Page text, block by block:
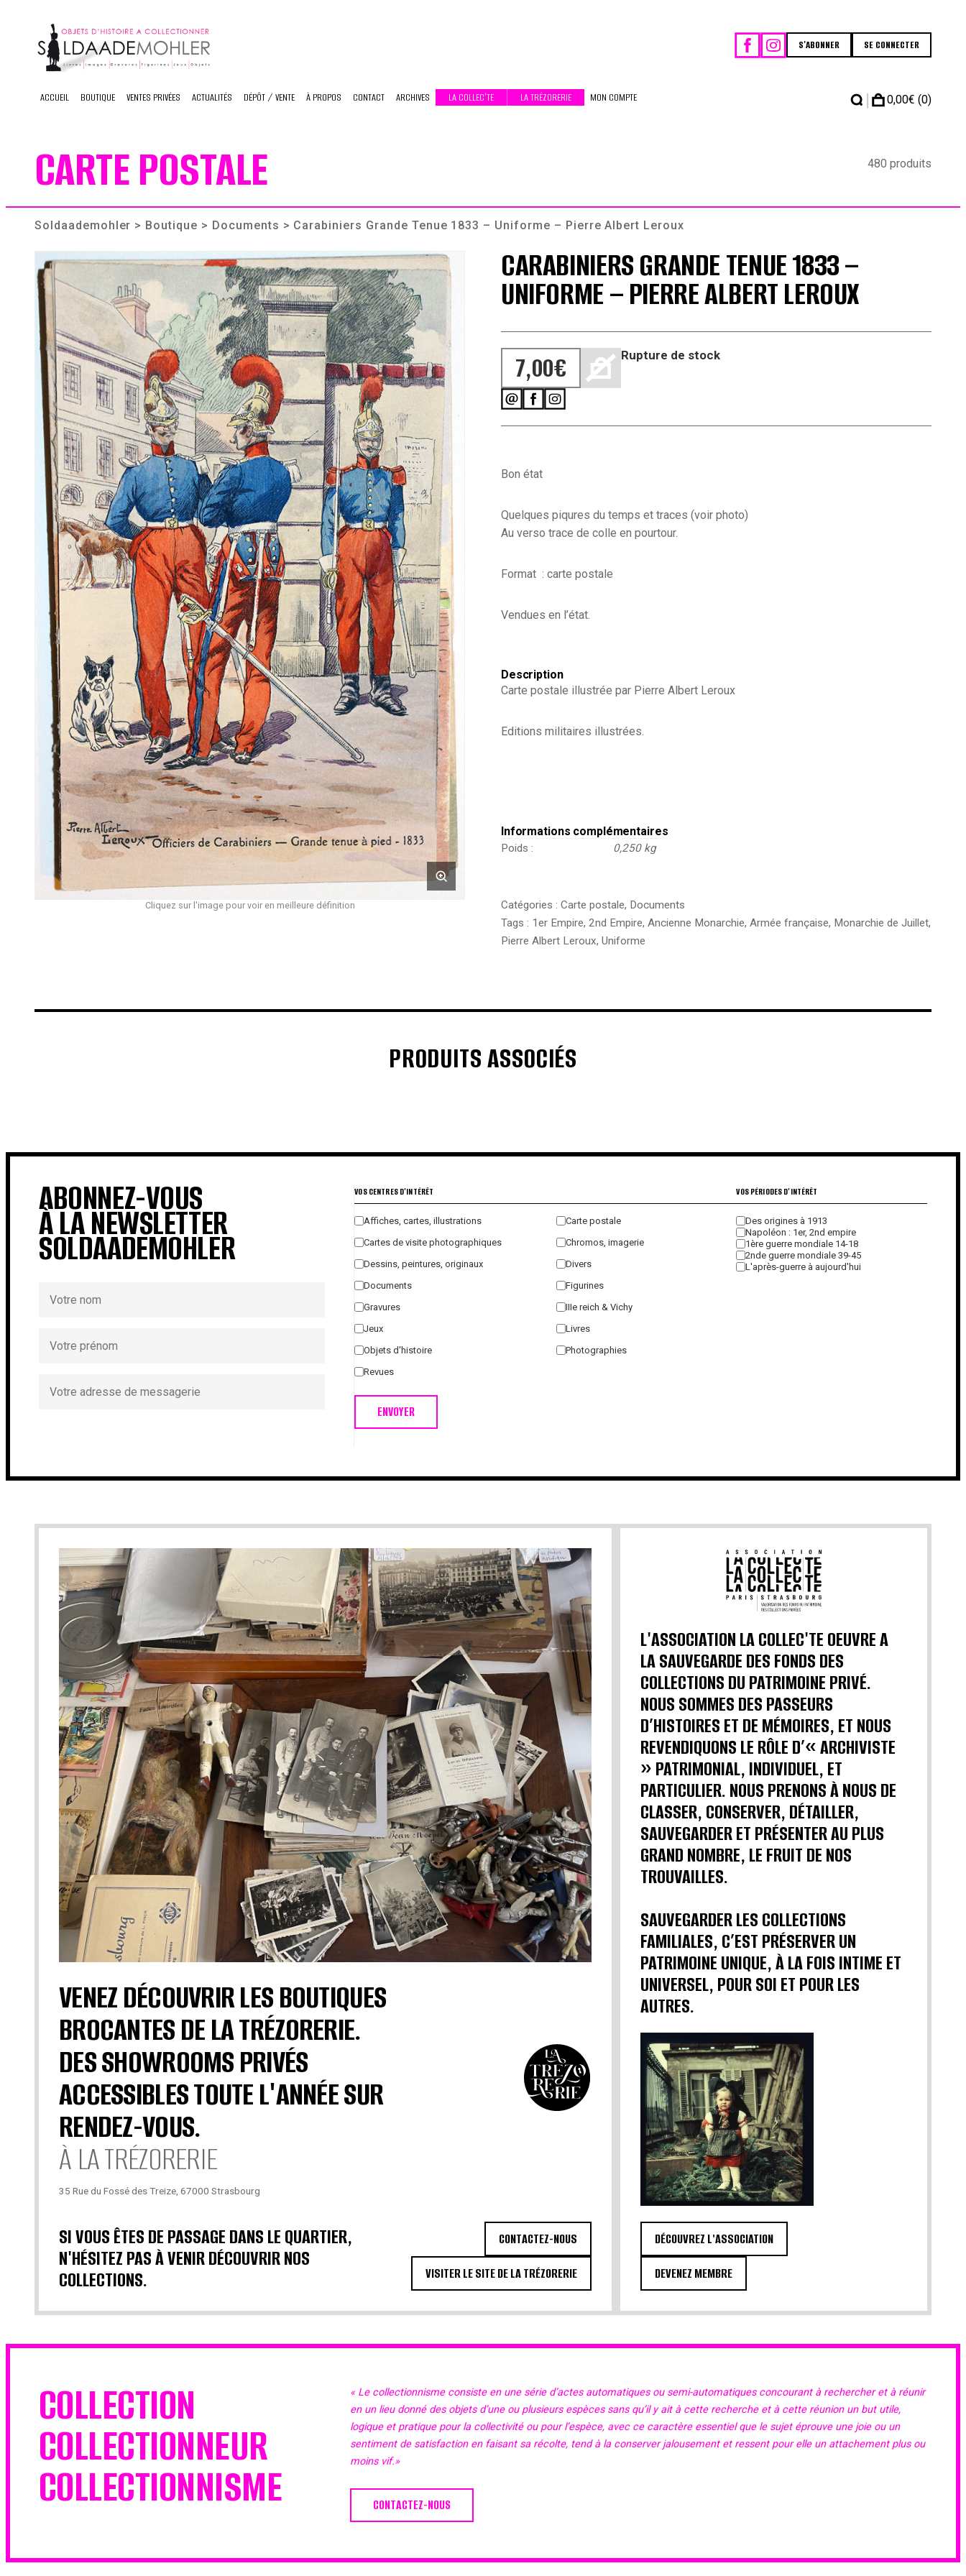
content
S'ABONNER SE CONNECTER
ACCUEIL BOUTIQUE VENTES PRIVÉES ACTUALITÉS DÉPÔT / VENTE À PROPOS CONTACT ARCHIVES LA COLLEC’TE LA TRÉZORERIE MON COMPTE | 0,00€ (0)
CARTE POSTALE 480 produits
Soldaademohler > Boutique > Documents > Carabiniers Grande Tenue 1833 – Uniforme – Pierre Albert Leroux
Cliquez sur l'image pour voir en meilleure définition
CARABINIERS GRANDE TENUE 1833 –
UNIFORME – PIERRE ALBERT LEROUX
7,00€ Rupture de stock
Bon état
Quelques piqures du temps et traces (voir photo)
Au verso trace de colle en pourtour.
Format : carte postale
Vendues en l’état.
Description
Carte postale illustrée par Pierre Albert Leroux
Editions militaires illustrées.
Informations complémentaires
Poids 0,250 kg
Catégories : Carte postale, Documents
Tags : 1er Empire, 2nd Empire, Ancienne Monarchie, Armée française, Monarchie de Juillet,
Pierre Albert Leroux, Uniforme
PRODUITS ASSOCIÉS
ABONNEZ-VOUS
À LA NEWSLETTER
SOLDAADEMOHLER
VOS CENTRES D'INTÉRÊT
Affiches, cartes, illustrations
Carte postale
Cartes de visite photographiques
Chromos, imagerie
Dessins, peintures, originaux
Divers
Documents
Figurines
Gravures
IIIe reich & Vichy
Jeux
Livres
Objets d'histoire
Photographies
Revues
ENVOYER
VOS PÉRIODES D'INTÉRÊT
Des origines à 1913
Napoléon : 1er, 2nd empire
1ère guerre mondiale 14-18
2nde guerre mondiale 39-45
L'après-guerre à aujourd'hui
VENEZ DÉCOUVRIR LES BOUTIQUES
BROCANTES DE LA TRÉZORERIE.
DES SHOWROOMS PRIVÉS
ACCESSIBLES TOUTE L'ANNÉE SUR
RENDEZ-VOUS.
À LA TRÉZORERIE
35 Rue du Fossé des Treize, 67000 Strasbourg
SI VOUS ÊTES DE PASSAGE DANS LE QUARTIER,
N'HÉSITEZ PAS À VENIR DÉCOUVRIR NOS
COLLECTIONS.
CONTACTEZ-NOUS
VISITER LE SITE DE LA TRÉZORERIE
L'ASSOCIATION LA COLLEC'TE OEUVRE A
LA SAUVEGARDE DES FONDS DES
COLLECTIONS DU PATRIMOINE PRIVÉ.
NOUS SOMMES DES PASSEURS
D’HISTOIRES ET DE MÉMOIRES, ET NOUS
REVENDIQUONS LE RÔLE D’« ARCHIVISTE
» PATRIMONIAL, INDIVIDUEL, ET
PARTICULIER. NOUS PRENONS À NOUS DE
CLASSER, CONSERVER, DÉTAILLER,
SAUVEGARDER ET PRÉSENTER AU PLUS
GRAND NOMBRE, LE FRUIT DE NOS
TROUVAILLES.
SAUVEGARDER LES COLLECTIONS
FAMILIALES, C’EST PRÉSERVER UN
PATRIMOINE UNIQUE, À LA FOIS INTIME ET
UNIVERSEL, POUR SOI ET POUR LES
AUTRES.
DÉCOUVREZ L'ASSOCIATION
DEVENEZ MEMBRE
COLLECTION
COLLECTIONNEUR
COLLECTIONNISME
« Le collectionnisme consiste en une série d’actes automatiques ou semi-automatiques concourant à rechercher et à réunir
en un lieu donné des objets d’une ou plusieurs espèces sans qu’il y ait à cette recherche et à cette réunion un but utile,
logique et pratique pour la collectivité ou pour l’espèce, avec ce caractère essentiel que le sujet éprouve une joie ou un
sentiment de satisfaction en faisant sa récolte, tend à la conserver jalousement et ressent pour elle un attachement plus ou
moins vif.»
CONTACTEZ-NOUS